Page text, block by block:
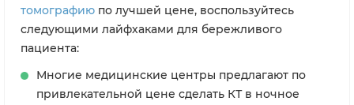
томографию по лучшей цене, воспользуйтесь
следующими лайфхаками для бережливого
пациента:
Многие медицинские центры предлагают по
привлекательной цене сделать КТ в ночное